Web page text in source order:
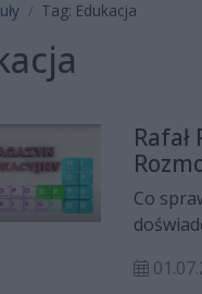
Tag: Edukacja
Co